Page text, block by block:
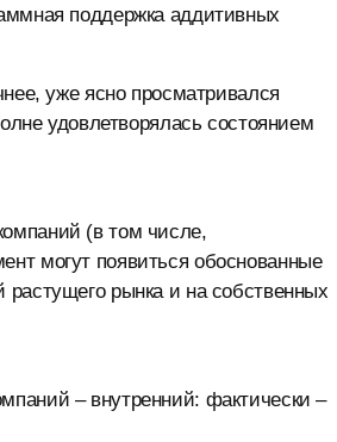
поддержка аддитивных
уже ясно просматривался
удовлетворялась состоянием
(в том числе,
могут появиться обоснованные
растущего рынка и на собственных
– внутренний: фактически –